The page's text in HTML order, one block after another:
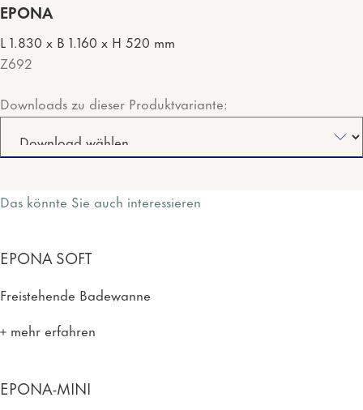
EPONA
L 1.830 x B 1.160 x H 520 mm
Z692
Downloads zu dieser Produktvariante:
Das könnte Sie auch interessieren
EPONA SOFT
Freistehende Badewanne
mehr erfahren
EPONA-MINI